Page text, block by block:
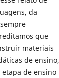
da
que
materiais
de ensino,
etapa de ensino